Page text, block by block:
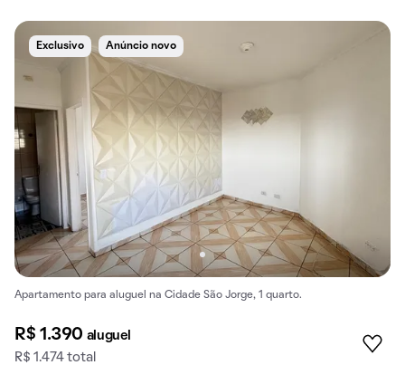
Exclusivo Anúncio novo
Apartamento para aluguel na Cidade São Jorge, 1 quarto.
R$ 1.390 aluguel
R$ 1.474 total